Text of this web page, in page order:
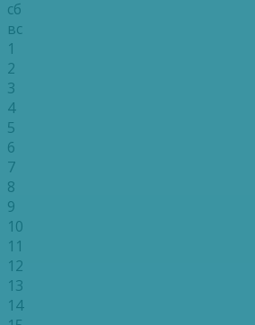
сб
вс
1
2
3
4
5
6
7
8
9
10
11
12
13
14